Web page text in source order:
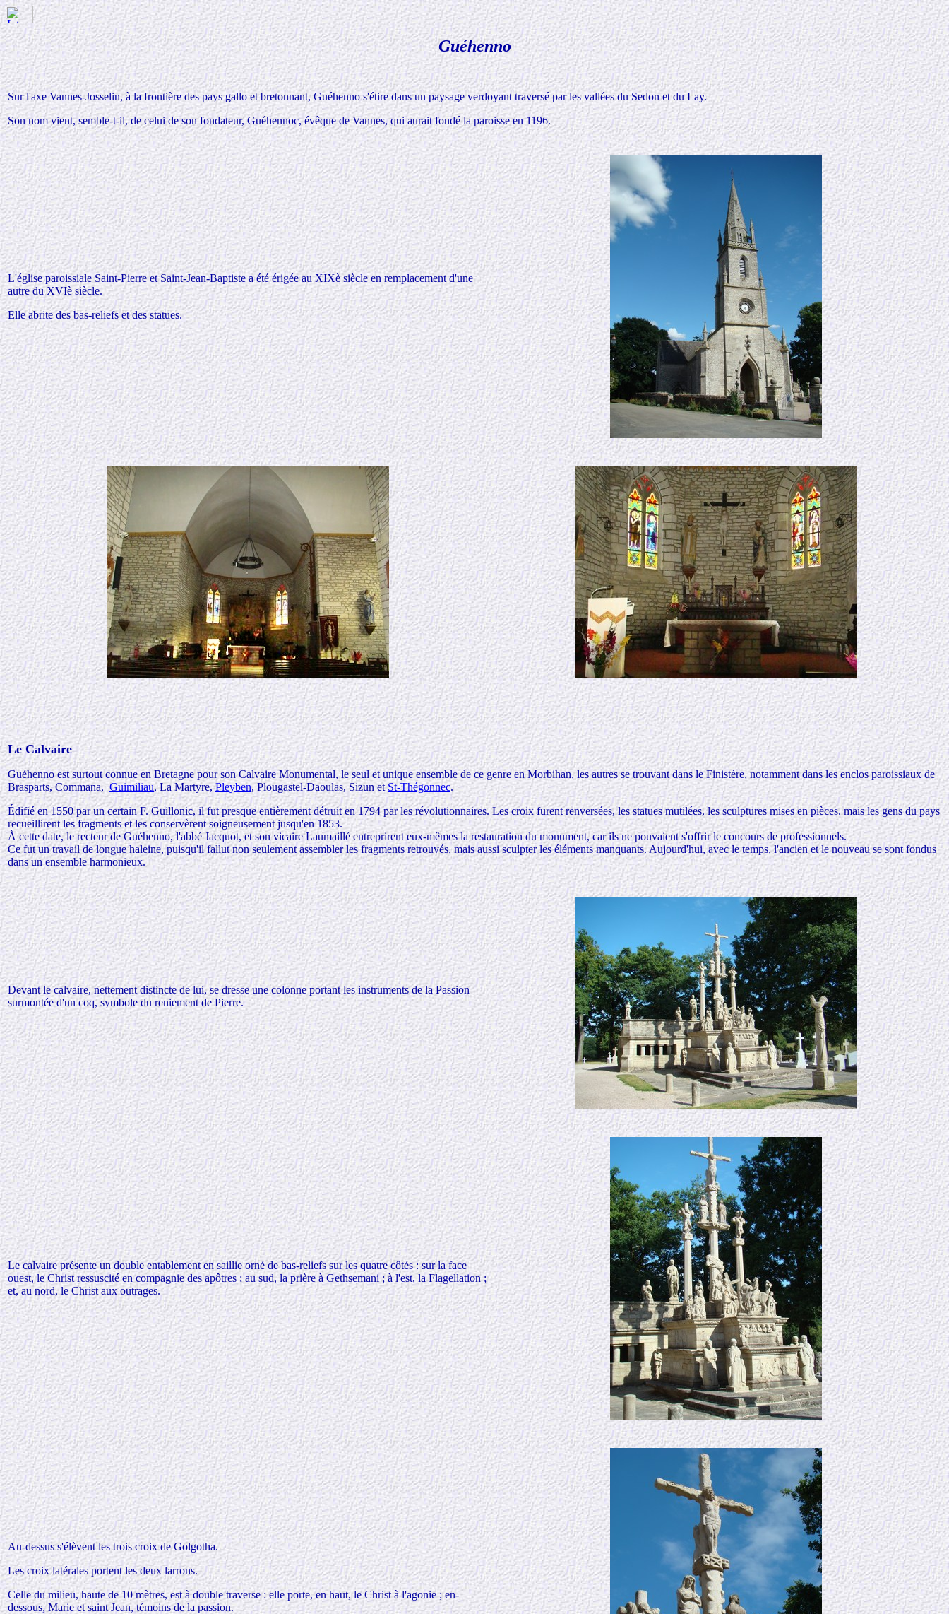
Guéhenno
Sur l'axe Vannes-Josselin, à la frontière des pays gallo et bretonnant, Guéhenno s'étire dans un paysage verdoyant traversé par les vallées du Sedon et du Lay.
Son nomvient, semble-t-il, de celui de son fondateur, Guéhennoc, évêque de Vannes, qui aurait fondé la paroisse en 1196.
L'église paroissiale Saint-Pierre et Saint-Jean-Baptiste a été érigée au XIXè siècle en remplacement d'une
autre du XVIè siècle.
Elle abrite des bas-reliefs et des statues.
Le Calvaire
Guéhenno est surtout connue en Bretagne pour son Calvaire Monumental, le seul et unique ensemble de ce genre en Morbihan, les autres se trouvant dans le Finistère, notamment dans les enclos paroissiaux de
Brasparts, Commana,Guimiliau, La Martyre,Pleyben, Plougastel-Daoulas, Sizun etSt-Thégonnec.
Édifié en 1550 par un certain F. Guillonic, il fut presque entièrement détruit en 1794 par les révolutionnaires. Les croix furent renversées, les statues mutilées, les sculptures mises en pièces. mais les gens du pays
recueillirent les fragments et les conservèrent soigneusement jusqu'en 1853.
À cette date, le recteur de Guéhenno, l'abbé Jacquot, et son vicaire Laumaillé entreprirent eux-mêmes la restauration du monument, car ils ne pouvaient s'offrir le concours de professionnels.
Ce fut un travail de longue haleine, puisqu'il fallut non seulement assembler les fragments retrouvés, mais aussi sculpter les éléments manquants. Aujourd'hui, avec le temps, l'ancien et le nouveau se sont fondus
dans un ensemble harmonieux.
Devant le calvaire, nettement distincte de lui, se dresse une colonne portant les instruments de la Passion
surmontée d'un coq, symbole du reniement de Pierre.
Le calvaire présente un double entablement en saillie orné de bas-reliefs sur les quatre côtés : sur la face
ouest, le Christ ressuscité en compagnie des apôtres ; au sud, la prière à Gethsemani ; à l'est, la Flagellation ;
et, au nord, le Christ aux outrages.
Au-dessus s'élèvent les trois croix de Golgotha.
Les croix latérales portent les deux larrons.
Celle du milieu, haute de 10 mètres, est à double traverse : elle porte, en haut, le Christ à l'agonie ; en-
dessous, Marie et saint Jean, témoins de la passion.